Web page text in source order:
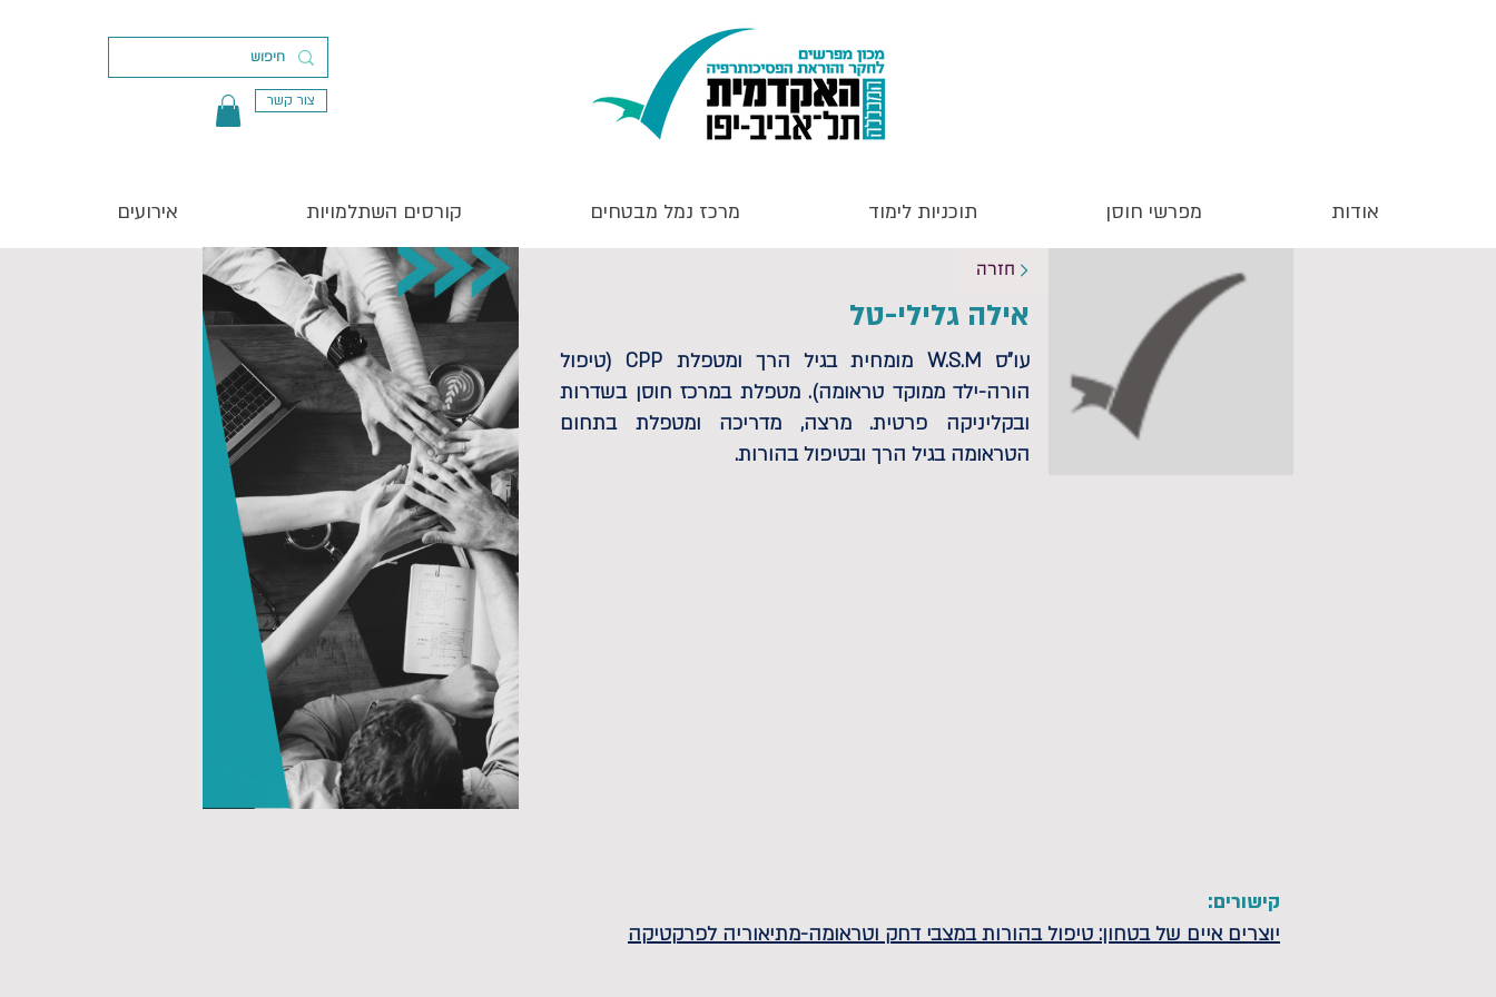
צור קשר
אודות מפרשי חוסן תוכניות לימוד מרכז נמל מבטחים קורסים השתלמויות אירועים
אילה גלילי-טל
חזרה
עו"ס W.S.M מומחית בגיל הרך ומטפלת CPP (טיפול
הורה-ילד ממוקד טראומה). מטפלת במרכז חוסן בשדרות
ובקליניקה פרטית. מרצה, מדריכה ומטפלת בתחום
הטראומה בגיל הרך ובטיפול בהורות.
קישורים:
יוצרים איים של בטחון: טיפול בהורות במצבי דחק וטראומה-מתיאוריה לפרקטיקה